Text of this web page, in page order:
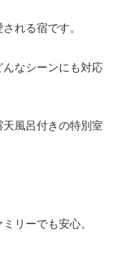
れる宿です。
なシーンにも対応
風呂付きの特別室
リーでも安心。